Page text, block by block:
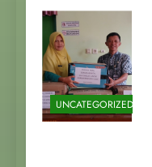
UNCATEGORIZED